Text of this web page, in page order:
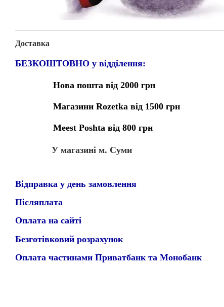
Доставка
БЕЗКОШТОВНО у відділення:
Нова пошта від 2000 грн
Магазини Rozetka від 1500 грн
Meest Poshta від 800 грн
У магазині м. Суми
Відправка у день замовлення
Післяплата
Оплата на сайті
Безготівковий розрахунок
Оплата частинами Приватбанк та Монобанк